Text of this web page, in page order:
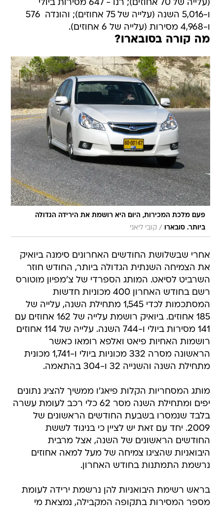
(עלייה של 70 אחוזים); רנו - 647 מסירות ביולי
ו-5,016 השנה (עלייה של 75 אחוזים); והונדה  576
ו-4,968 מסירות (עלייה של 6 אחוזים).
מה קורה בסובארו?
פעם מלכת המכירות, היום היא רושמת את הירידה הגדולה
ביותר. סובארו
/ קובי ליאני
אחרי שבשלושת החודשים האחרונים סימנה ביואיק
את הצמיחה השנתית הגדולה ביותר, החודש חוזר
השרביט לסיאט. המותג הספרדי של צ'מפיון מוטורס
רשם בחודש האחרון 400 מכוניות חדשות
המסתכמות לכדי 1,545 מתחילת השנה, עלייה של
185 אחוזים. ביואיק רושמת עלייה של 162 אחוזים עם
141 מסירות ביולי ו-744 השנה. עלייה של 114 אחוזים
רושמות האחיות פיאט ואלפא רומאו כאשר
הראשונה מסרה 332 מכוניות ביולי ו-1,741 מכונית
מתחילת השנה והשנייה 32 ו-304 בהתאמה.
מותג המסחריות הקלות פיאג'ו ממשיך להציג נתונים
יפים ומתחילת השנה מסר 62 כלי רכב לעומת עשרה
בלבד שנמסרו בשבעת החודשים הראשונים של
2009. יחד עם זאת יש לציין כי בניגוד לששת
החודשים הראשונים של השנה, אצל מרבית
היבואניות שהציגו צמיחה של מעל למאה אחוזים
נרשמת התמתנות בחודש האחרון.
בראש רשימת היבואניות להן נרשמת ירידה לעומת
מספר המסירות בתקופה המקבילה, נמצאת מי